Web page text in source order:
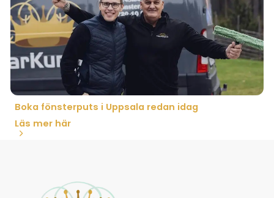
Boka fönsterputs i Uppsala redan idag
Läs mer här